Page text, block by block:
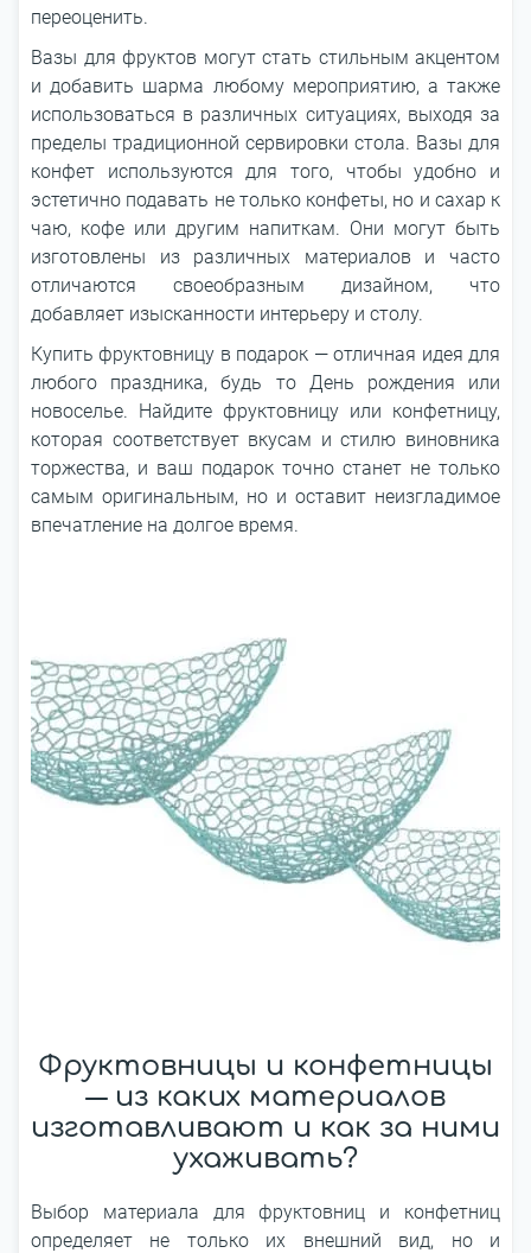
переоценить.
Вазы для фруктов могут стать стильным акцентом
и добавить шарма любому мероприятию, а также
использоваться в различных ситуациях, выходя за
пределы традиционной сервировки стола. Вазы для
конфет используются для того, чтобы удобно и
эстетично подавать не только конфеты, но и сахар к
чаю, кофе или другим напиткам. Они могут быть
изготовлены из различных материалов и часто
отличаются своеобразным дизайном, что
добавляет изысканности интерьеру и столу.
Купить фруктовницу в подарок ― отличная идея для
любого праздника, будь то День рождения или
новоселье. Найдите фруктовницу или конфетницу,
которая соответствует вкусам и стилю виновника
торжества, и ваш подарок точно станет не только
самым оригинальным, но и оставит неизгладимое
впечатление на долгое время.
Фруктовницы и конфетницы
― из каких материалов
изготавливают и как за ними
ухаживать?
Выбор материала для фруктовниц и конфетниц
определяет не только их внешний вид, но и